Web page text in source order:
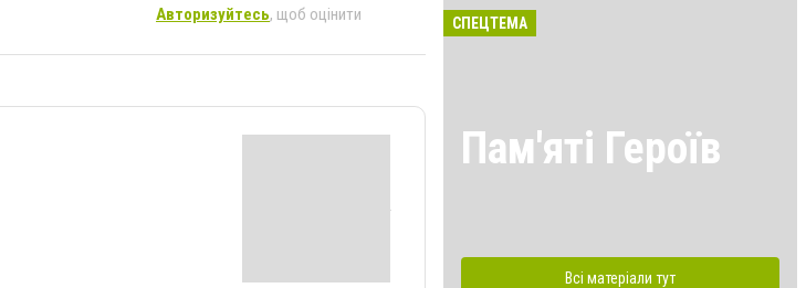
Авторизуйтесь, щоб оцінити СПЕЦТЕМА
Пам'яті Героїв
Всі матеріали тут